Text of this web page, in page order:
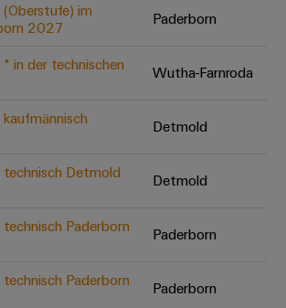
im
2027
Paderborn
in der technischen
Wutha-Farnroda
Detmold
technisch Detmold
Detmold
Paderborn
Paderborn
Paderborn
Paderborn